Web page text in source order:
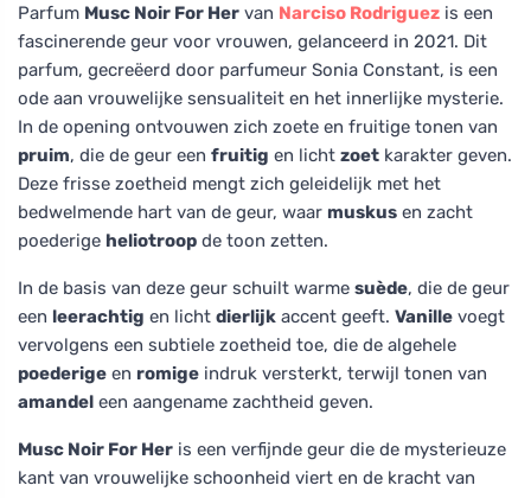
Parfum Musc Noir For Her van Narciso Rodriguez is een
fascinerende geur voor vrouwen, gelanceerd in 2021. Dit
parfum, gecreëerd door parfumeur Sonia Constant, is een
ode aan vrouwelijke sensualiteit en het innerlijke mysterie.
In de opening ontvouwen zich zoete en fruitige tonen van
pruim, die de geur een fruitig en licht zoet karakter geven.
Deze frisse zoetheid mengt zich geleidelijk met het
bedwelmende hart van de geur, waar muskus en zacht
poederige heliotroop de toon zetten.
In de basis van deze geur schuilt warme suède, die de geur
een leerachtig en licht dierlijk accent geeft. Vanille voegt
vervolgens een subtiele zoetheid toe, die de algehele
poederige en romige indruk versterkt, terwijl tonen van
amandel een aangename zachtheid geven.
Musc Noir For Her is een verfijnde geur die de mysterieuze
kant van vrouwelijke schoonheid viert en de kracht van